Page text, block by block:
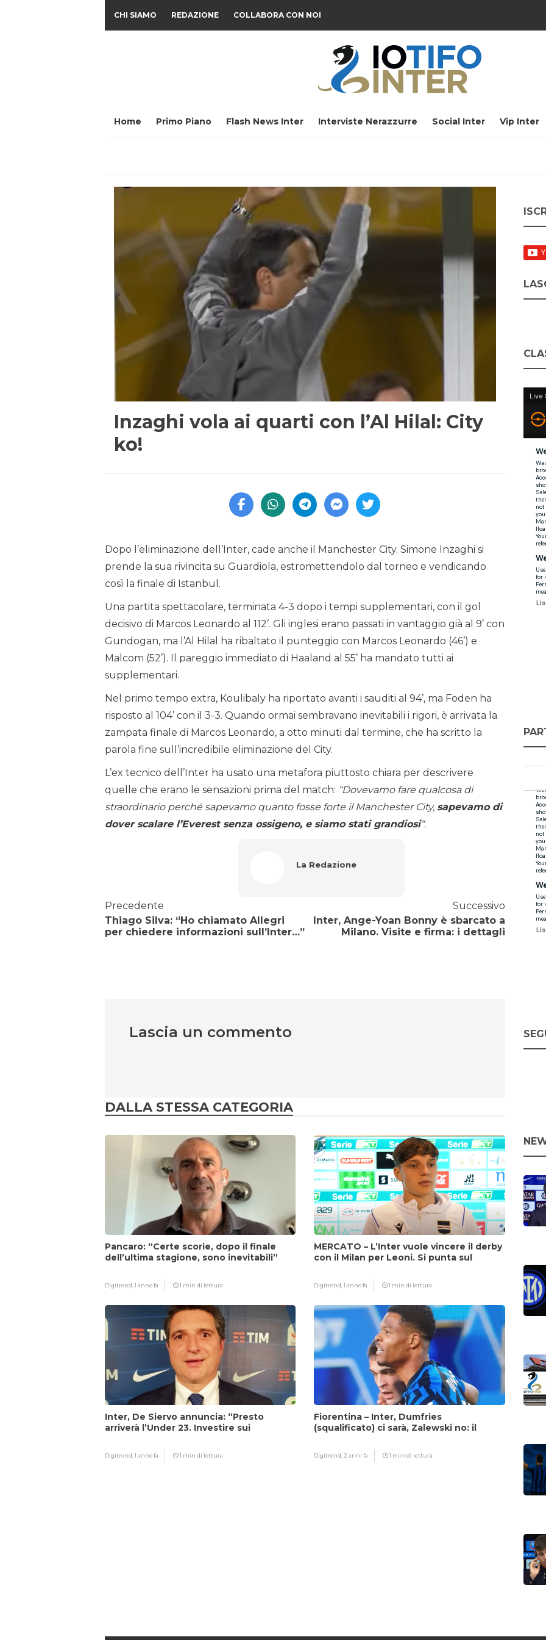
CHI SIAMO REDAZIONE COLLABORA CON NOI
Home Primo Piano Flash News Inter Interviste Nerazzurre Social Inter Vip Inter
Inzaghi vola ai quarti con l’Al Hilal: City
ko!
Dopo l’eliminazione dell’Inter, cade anche il Manchester City. Simone Inzaghi si
prende la sua rivincita su Guardiola, estromettendolo dal torneo e vendicando
così la finale di Istanbul.
Una partita spettacolare, terminata 4-3 dopo i tempi supplementari, con il gol
decisivo di Marcos Leonardo al 112’. Gli inglesi erano passati in vantaggio già al 9’ con
Gundogan, ma l’Al Hilal ha ribaltato il punteggio con Marcos Leonardo (46’) e
Malcom (52’). Il pareggio immediato di Haaland al 55’ ha mandato tutti ai
supplementari.
Nel primo tempo extra, Koulibaly ha riportato avanti i sauditi al 94’, ma Foden ha
risposto al 104’ con il 3-3. Quando ormai sembravano inevitabili i rigori, è arrivata la
zampata finale di Marcos Leonardo, a otto minuti dal termine, che ha scritto la
parola fine sull’incredibile eliminazione del City.
L’ex tecnico dell’Inter ha usato una metafora piuttosto chiara per descrivere
quelle che erano le sensazioni prima del match: “Dovevamo fare qualcosa di
straordinario perché sapevamo quanto fosse forte il Manchester City, sapevamo di
dover scalare l’Everest senza ossigeno, e siamo stati grandiosi“.
La Redazione
Precedente
Thiago Silva: “Ho chiamato Allegri
per chiedere informazioni sull’Inter…”
Successivo
Inter, Ange-Yoan Bonny è sbarcato a
Milano. Visite e firma: i dettagli
Lascia un commento
DALLA STESSA CATEGORIA
Pancaro: “Certe scorie, dopo il finale
dell’ultima stagione, sono inevitabili”
Digitrend,1 anno fa 1 min di lettura
MERCATO – L’Inter vuole vincere il derby
con il Milan per Leoni. Si punta sul
Digitrend,1 anno fa 1 min di lettura
Inter, De Siervo annuncia: “Presto
arriverà l’Under 23. Investire sui
Digitrend,1 anno fa 1 min di lettura
Fiorentina – Inter, Dumfries
(squalificato) ci sarà, Zalewski no: il
Digitrend,2 anni fa 1 min di lettura